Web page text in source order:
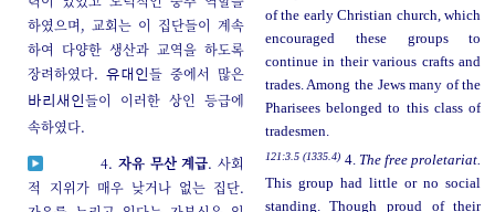
하였으며, 교회는 이 집단들이 계속
하여 다양한 생산과 교역을 하도록
장려하였다.유대인들 중에서 많은
바리새인들이 이러한 상인 등급에
속하였다.
of the early Christian church, which
encouraged these groups to
continue in their various crafts and
trades. Among the Jews many of the
Pharisees belonged to this class of
tradesmen.
4. 자유 무산 계급. 사회
적 지위가 매우 낮거나 없는 집단.
121:3.5 (1335.4) 4. The free proletariat.
This group had little or no social
standing. Though proud of their